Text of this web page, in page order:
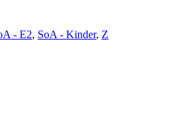
- E2, SoA - Kinder, Z